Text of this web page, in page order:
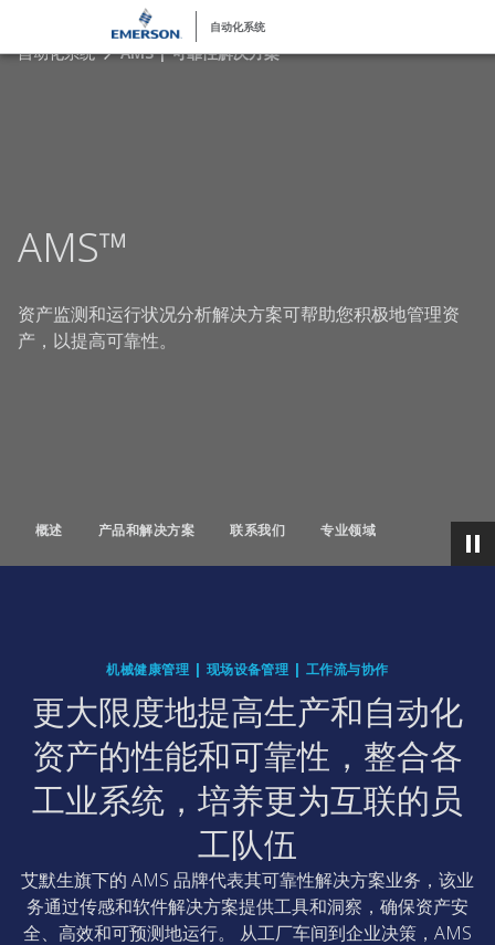
自动化系统
自动化系统 AMS | 可靠性解决方案
AMS™
资产监测和运行状况分析解决方案可帮助您积极地管理资
产，以提高可靠性。
概述 产品和解决方案 联系我们 专业领域
机械健康管理 | 现场设备管理 | 工作流与协作
更大限度地提高生产和自动化
资产的性能和可靠性，整合各
工业系统，培养更为互联的员
工队伍
艾默生旗下的 AMS 品牌代表其可靠性解决方案业务，该业
务通过传感和软件解决方案提供工具和洞察，确保资产安
全、高效和可预测地运行。 从工厂车间到企业决策，AMS